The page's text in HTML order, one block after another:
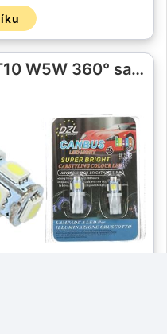
W5W 360° sa…